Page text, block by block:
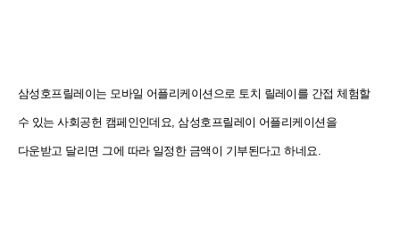
삼성호프릴레이는 모바일 어플리케이션으로 토치 릴레이를 간접 체험할
수 있는 사회공헌 캠페인인데요, 삼성호프릴레이 어플리케이션을
다운받고 달리면 그에 따라 일정한 금액이 기부된다고 하네요.